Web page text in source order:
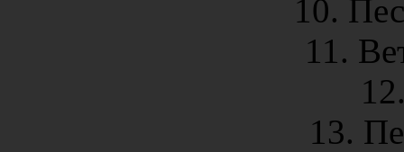
10.
11.
13.